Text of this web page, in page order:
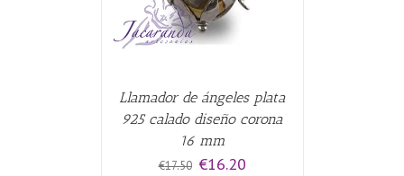
Llamador de ángeles plata
925 calado diseño corona
16 mm
€17.50 El
€16.20El